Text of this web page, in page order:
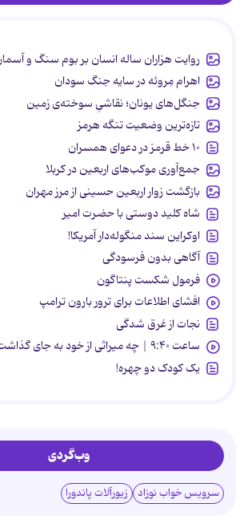
روایت هزاران ساله انسان بر بوم سنگ و
اهرام مِروئه در سایه جنگ سودان
جنگل‌های یونان؛ نقاشیِ سوخته‌ی زمین
تازه‌ترین وضعیت تنگه هرمز
۱۰ خط قرمز در دعوای همسران
جمع‌آوری موکب‌های اربعین در کربلا
بازگشت زوار اربعین حسینی از مرز مهران
شاه کلید دوستی با حضرت امیر
اوکراین سند منگوله‌دار آمریکا!
آگاهی بدون فرسودگی
فرمول شکست پنتاگون
افشای اطلاعات برای ترور بارون ترامپ
نجات از غرق شدگی
ساعت ۹:۴۰ | چه میراثی از خود به جای گذاشت؟
یک کودک دو چهره!
وب‌گردی
سرویس خواب نوزاد زیورآلات پاندورا